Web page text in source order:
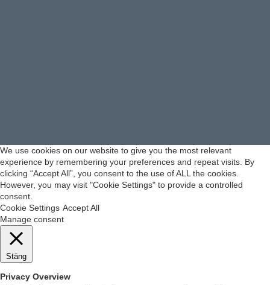
We use cookies on our website to give you the most relevant
experience by remembering your preferences and repeat visits. By
clicking “Accept All”, you consent to the use of ALL the cookies.
However, you may visit "Cookie Settings" to provide a controlled
consent.
Cookie Settings Accept All
Manage consent
Stäng
Privacy Overview